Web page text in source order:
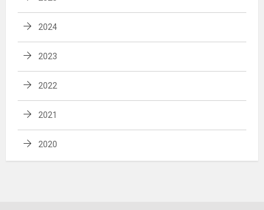
2024
2023
2022
2021
2020